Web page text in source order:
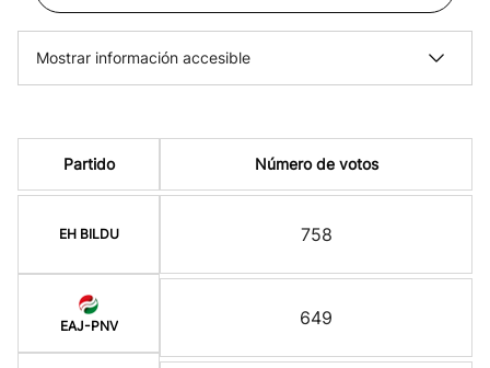
Mostrar información accesible
Partido
EH BILDU
EAJ-PNV
Número de votos
758
649